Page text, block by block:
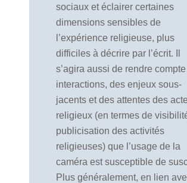
sociaux et éclairer certaines
dimensions sensibles de
l’expérience religieuse, plus
difficiles à décrire par l’écrit. Il
s’agira aussi de rendre
interactions, des enjeux sous-
jacents et des attentes des
religieux (en termes de
publicisation des activités
religieuses) que l’usage de la
caméra est susceptible de
Plus généralement, en lien